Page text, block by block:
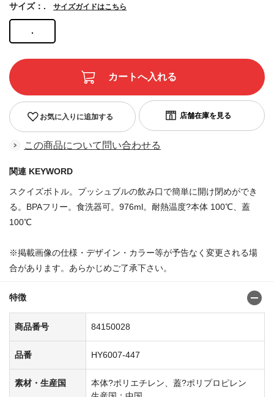
.
サイズ：. サイズガイドはこちら
お気に入りに追加する
この商品について問い合わせる
関連 KEYWORD
スクイズボトル。プッシュブルの飲み口で簡単に開け閉めができ
る。BPAフリー。食洗器可。976ml。耐熱温度?本体 100℃、蓋
100℃
※掲載画像の仕様・デザイン・カラー等が予告なく変更される場
合があります。あらかじめご了承下さい。
特徴
商品番号 84150028
品番 HY6007-447
素材・生産国
本体?ポリエチレン、蓋?ポリプロピレン